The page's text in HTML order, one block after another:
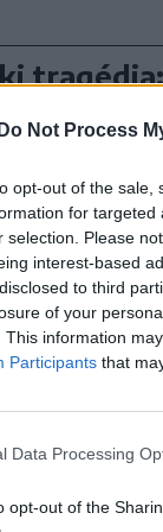
Do Not Process
opt-out of the
for
selection. Please
interest-based
to third
of your
This information
Participants that
Data Processing
opt-out of the
miatt,
vesztette
Baloldali
és
kormány